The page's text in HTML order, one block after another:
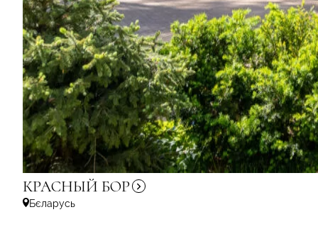
КРАСНЫЙ БОР
Бєларусь